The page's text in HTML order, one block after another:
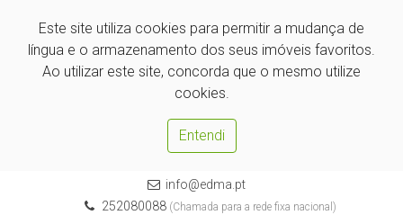
Este site utiliza cookies para permitir a mudança de
língua e o armazenamento dos seus imóveis favoritos.
Ao utilizar este site, concorda que o mesmo utilize
cookies.
Entendi
info@edma.pt
252080088(Chamada para a rede fixa nacional)